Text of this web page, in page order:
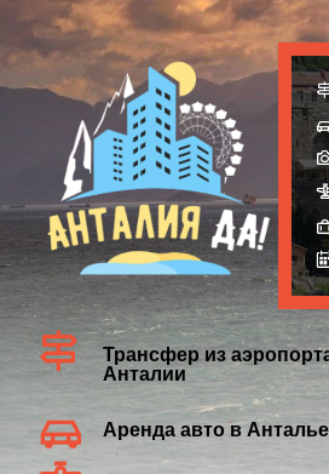
Трансфер из
Анталии
Аренда авто в Анталье